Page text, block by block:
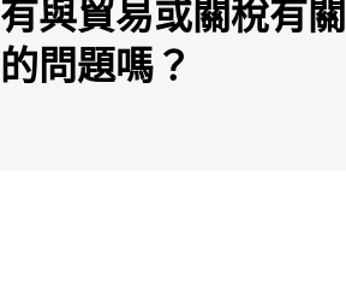
有與貿易或關稅有關
的問題嗎？